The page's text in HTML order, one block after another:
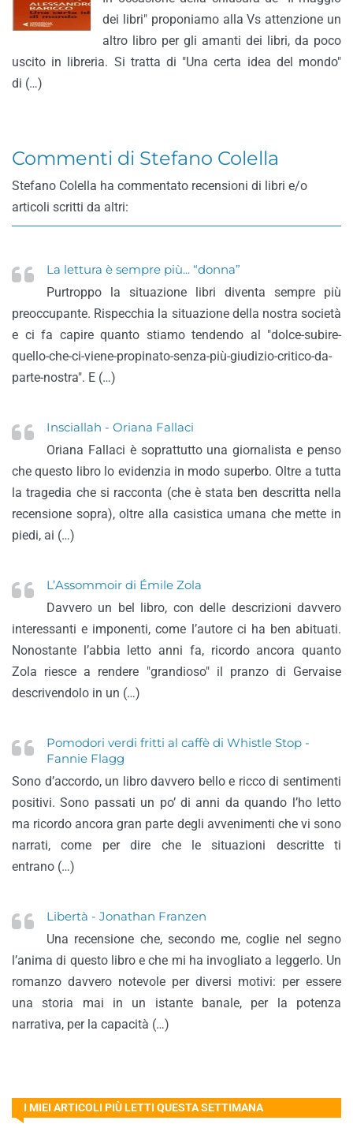
dei libri" proponiamo alla Vs attenzione un
altro libro per gli amanti dei libri, da poco
uscito in libreria. Si tratta di "Una certa idea del mondo"
di (…)
Commenti di Stefano Colella
Stefano Colella ha commentato recensioni di libri e/o
articoli scritti da altri:
La lettura è sempre più... “donna”
Purtroppo la situazione libri diventa sempre più
preoccupante. Rispecchia la situazione della nostra società
e ci fa capire quanto stiamo tendendo al "dolce-subire-
quello-che-ci-viene-propinato-senza-più-giudizio-critico-da-
parte-nostra". E (…)
Insciallah - Oriana Fallaci
Oriana Fallaci è soprattutto una giornalista e penso
che questo libro lo evidenzia in modo superbo. Oltre a tutta
la tragedia che si racconta (che è stata ben descritta nella
recensione sopra), oltre alla casistica umana che mette in
piedi, ai (…)
L’Assommoir di Émile Zola
Davvero un bel libro, con delle descrizioni davvero
interessanti e imponenti, come l’autore ci ha ben abituati.
Nonostante l’abbia letto anni fa, ricordo ancora quanto
Zola riesce a rendere "grandioso" il pranzo di Gervaise
descrivendolo in un (…)
Pomodori verdi fritti al caffè di Whistle Stop -
Fannie Flagg
Sono d’accordo, un libro davvero bello e ricco di sentimenti
positivi. Sono passati un po’ di anni da quando l’ho letto
ma ricordo ancora gran parte degli avvenimenti che vi sono
narrati, come per dire che le situazioni descritte ti
entrano (…)
Libertà - Jonathan Franzen
Una recensione che, secondo me, coglie nel segno
l’anima di questo libro e che mi ha invogliato a leggerlo. Un
romanzo davvero notevole per diversi motivi: per essere
una storia mai in un istante banale, per la potenza
narrativa, per la capacità (…)
I MIEI ARTICOLI PIÙ LETTI QUESTA SETTIMANA